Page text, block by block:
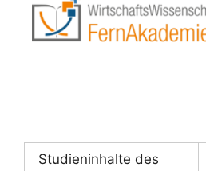
Studieninhalte des